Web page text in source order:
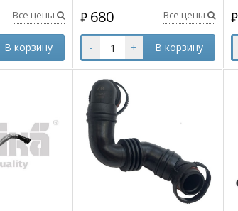
Все цены
В корзину
₽ 680 Все цены
- + В корзину
₽